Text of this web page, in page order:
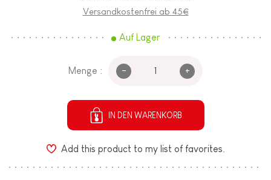
Versandkostenfrei ab 45€
Auf Lager
Menge : - +
IN DEN WARENKORB
Add this product to my list of favorites.